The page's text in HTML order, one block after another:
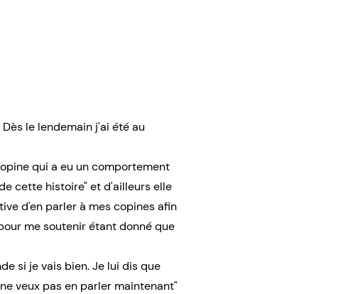
le lendemain j'ai été au
qui a eu un comportement
cette histoire" et d'ailleurs elle
d'en parler à mes copines afin
me soutenir étant donné que
si je vais bien. Je lui dis que
veux pas en parler maintenant"